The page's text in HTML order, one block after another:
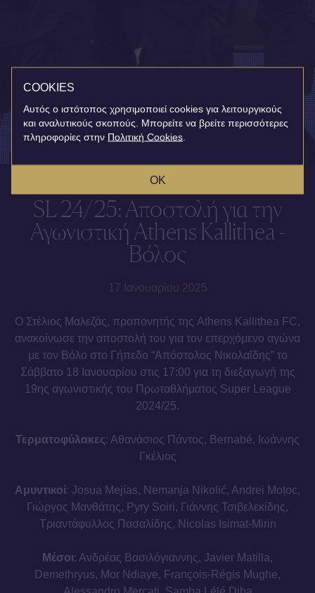
SL 24/25: Αποστολή για την
Αγωνιστική Athens Kallithea -
Βόλος
17 Ιανουαρίου 2025
Ο Στέλιος Μαλεζάς, προπονητής της Athens Kallithea FC,
ανακοίνωσε την αποστολή του για τον επερχόμενο αγώνα
με τον Βόλο στο Γήπεδο “Απόστολος Νικολαΐδης” το
Σάββατο 18 Ιανουαρίου στις 17:00 για τη διεξαγωγή της
19ης αγωνιστικής του Πρωταθλήματος Super League
2024/25.
Τερματοφύλακες: Αθανάσιος Πάντος, Bernabé, Ιωάννης
Γκέλιος
Αμυντικοί: Josua Mejías, Nemanja Nikolić, Andrei Moțoc,
Γιώργος Μανθάτης, Pyry Soiri, Γιάννης Τσιβελεκίδης,
Τριαντάφυλλος Πασαλίδης, Nicolas Isimat-Mirin
Μέσοι: Ανδρέας Βασιλόγιαννης, Javier Matilla,
Demethryus, Mor Ndiaye, François-Régis Mughe,
COOKIES
Αυτός ο ιστότοπος χρησιμοποιεί cookies για λειτουργικούς
και αναλυτικούς σκοπούς. Μπορείτε να βρείτε περισσότερες
πληροφορίες στην Πολιτική Cookies
OK